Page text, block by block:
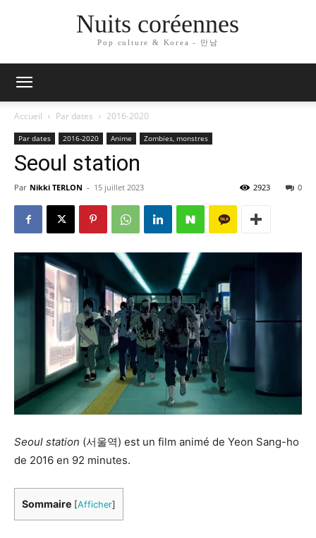
Nuits coréennes
Pop culture & Korea - 만남
Accueil Par dates 2016-2020
Par dates 2016-2020 Anime Zombies, monstres
Seoul station
Par Nikki TERLON - 15 juillet 2023 0
2923
Seoul station (서울역) est un film animé de Yeon Sang-ho
de 2016 en 92 minutes.
Sommaire [Afficher]